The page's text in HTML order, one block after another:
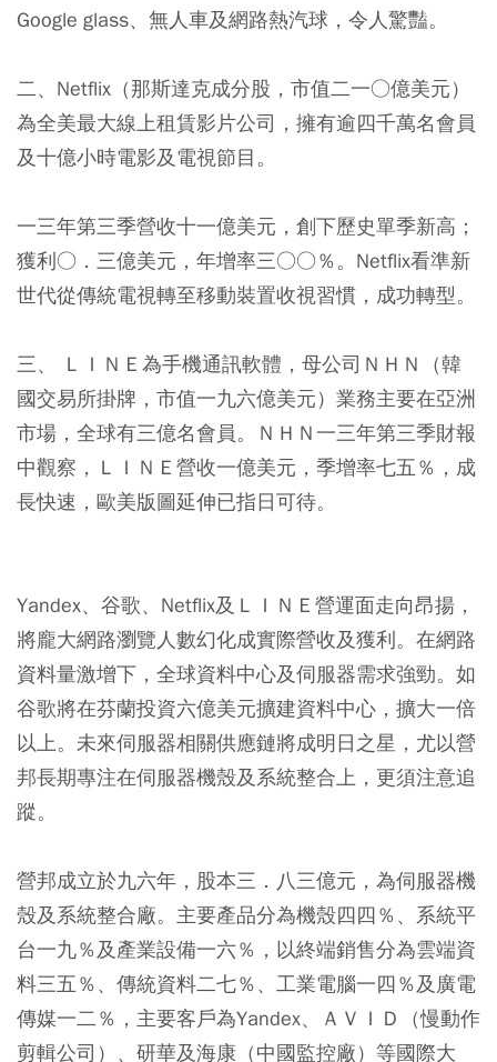
Google glass、無人車及網路熱汽球，令人驚豔。
二、Netflix（那斯達克成分股，市值二一○億美元）
為全美最大線上租賃影片公司，擁有逾四千萬名會員
及十億小時電影及電視節目。
一三年第三季營收十一億美元，創下歷史單季新高；
獲利○．三億美元，年增率三○○％。Netflix看準新
世代從傳統電視轉至移動裝置收視習慣，成功轉型。
三、 ＬＩＮＥ為手機通訊軟體，母公司ＮＨＮ（韓
國交易所掛牌，市值一九六億美元）業務主要在亞洲
市場，全球有三億名會員。ＮＨＮ一三年第三季財報
中觀察，ＬＩＮＥ營收一億美元，季增率七五％，成
長快速，歐美版圖延伸已指日可待。
Yandex、谷歌、Netflix及ＬＩＮＥ營運面走向昂揚，
將龐大網路瀏覽人數幻化成實際營收及獲利。在網路
資料量激增下，全球資料中心及伺服器需求強勁。如
谷歌將在芬蘭投資六億美元擴建資料中心，擴大一倍
以上。未來伺服器相關供應鏈將成明日之星，尤以營
邦長期專注在伺服器機殼及系統整合上，更須注意追
蹤。
營邦成立於九六年，股本三．八三億元，為伺服器機
殼及系統整合廠。主要產品分為機殼四四％、系統平
台一九％及產業設備一六％，以終端銷售分為雲端資
料三五％、傳統資料二七％、工業電腦一四％及廣電
傳媒一二％，主要客戶為Yandex、ＡＶＩＤ（慢動作
剪輯公司）、研華及海康（中國監控廠）等國際大